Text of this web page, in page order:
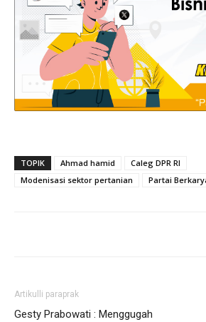
TOPIK Ahmad hamid
Caleg DPR RI
Modenisasi sektor pertanian
Partai
Artikulli paraprak
Gesty Prabowati : Menggugah